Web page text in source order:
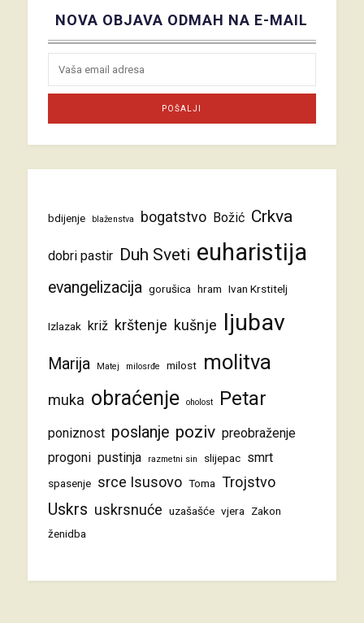
NOVA OBJAVA ODMAH NA E-MAIL
bdijenje blaženstva bogatstvo Božić Crkva
dobri pastir Duh Sveti euharistija
evangelizacija gorušica hram Ivan Krstitelj
Izlazak križ krštenje kušnje ljubav
Marija Matej milosrđe milost molitva
muka obraćenje oholost Petar
poniznost poslanje poziv preobraženje
progoni pustinja razmetni sin slijepac smrt
spasenje srce Isusovo Toma Trojstvo
Uskrs uskrsnuće uzašašće vjera Zakon
ženidba